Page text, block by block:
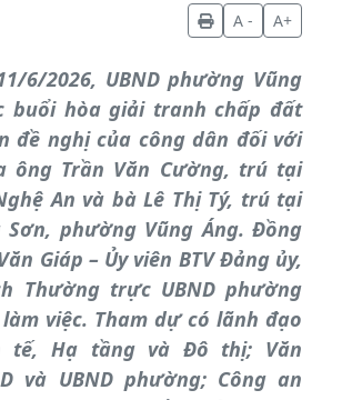
A -
A+
6/2026, UBND phường Vũng
buổi hòa giải tranh chấp đất
đề nghị của công dân đối với
ông Trần Văn Cường, trú tại
An và bà Lê Thị Tý, trú tại
Sơn, phường Vũng Áng. Đồng
Giáp – Ủy viên BTV Đảng ủy,
Thường trực UBND phường
việc. Tham dự có lãnh đạo
tế, Hạ tầng và Đô thị; Văn
và UBND phường; Công an